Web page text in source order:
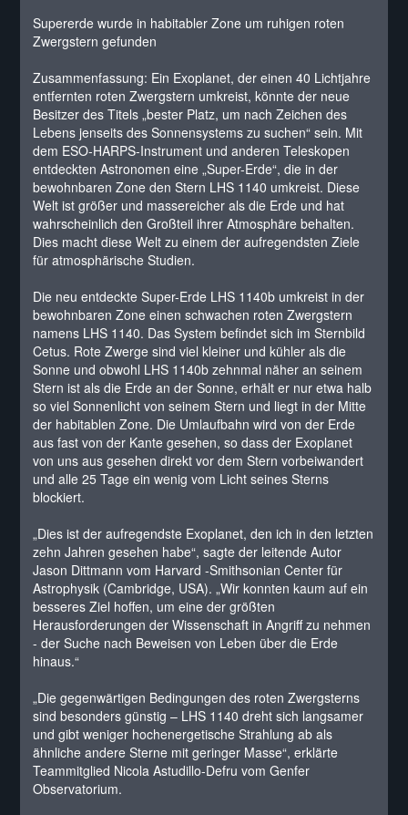
Supererde wurde in habitabler Zone um ruhigen roten
Zwergstern gefunden
Zusammenfassung: Ein Exoplanet, der einen 40 Lichtjahre
entfernten roten Zwergstern umkreist, könnte der neue
Besitzer des Titels „bester Platz, um nach Zeichen des
Lebens jenseits des Sonnensystems zu suchen“ sein. Mit
dem ESO-HARPS-Instrument und anderen Teleskopen
entdeckten Astronomen eine „Super-Erde“, die in der
bewohnbaren Zone den Stern LHS 1140 umkreist. Diese
Welt ist größer und massereicher als die Erde und hat
wahrscheinlich den Großteil ihrer Atmosphäre behalten.
Dies macht diese Welt zu einem der aufregendsten Ziele
für atmosphärische Studien.
Die neu entdeckte Super-Erde LHS 1140b umkreist in der
bewohnbaren Zone einen schwachen roten Zwergstern
namens LHS 1140. Das System befindet sich im Sternbild
Cetus. Rote Zwerge sind viel kleiner und kühler als die
Sonne und obwohl LHS 1140b zehnmal näher an seinem
Stern ist als die Erde an der Sonne, erhält er nur etwa halb
so viel Sonnenlicht von seinem Stern und liegt in der Mitte
der habitablen Zone. Die Umlaufbahn wird von der Erde
aus fast von der Kante gesehen, so dass der Exoplanet
von uns aus gesehen direkt vor dem Stern vorbeiwandert
und alle 25 Tage ein wenig vom Licht seines Sterns
blockiert.
„Dies ist der aufregendste Exoplanet, den ich in den letzten
zehn Jahren gesehen habe“, sagte der leitende Autor
Jason Dittmann vom Harvard -Smithsonian Center für
Astrophysik (Cambridge, USA). „Wir konnten kaum auf ein
besseres Ziel hoffen, um eine der größten
Herausforderungen der Wissenschaft in Angriff zu nehmen
- der Suche nach Beweisen von Leben über die Erde
hinaus.“
„Die gegenwärtigen Bedingungen des roten Zwergsterns
sind besonders günstig – LHS 1140 dreht sich langsamer
und gibt weniger hochenergetische Strahlung ab als
ähnliche andere Sterne mit geringer Masse“, erklärte
Teammitglied Nicola Astudillo-Defru vom Genfer
Observatorium.